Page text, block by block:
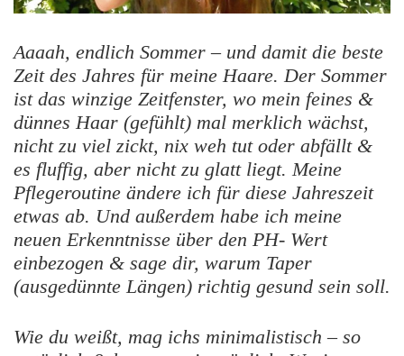
Aaaah, endlich Sommer – und damit die beste
Zeit des Jahres für meine Haare. Der Sommer
ist das winzige Zeitfenster, wo mein feines &
dünnes Haar (gefühlt) mal merklich wächst,
nicht zu viel zickt, nix weh tut oder abfällt &
es fluffig, aber nicht zu glatt liegt. Meine
Pflegeroutine ändere ich für diese Jahreszeit
etwas ab. Und außerdem habe ich meine
neuen Erkenntnisse über den PH- Wert
einbezogen & sage dir, warum Taper
(ausgedünnte Längen) richtig gesund sein soll.
Wie du weißt, mag ichs minimalistisch – so